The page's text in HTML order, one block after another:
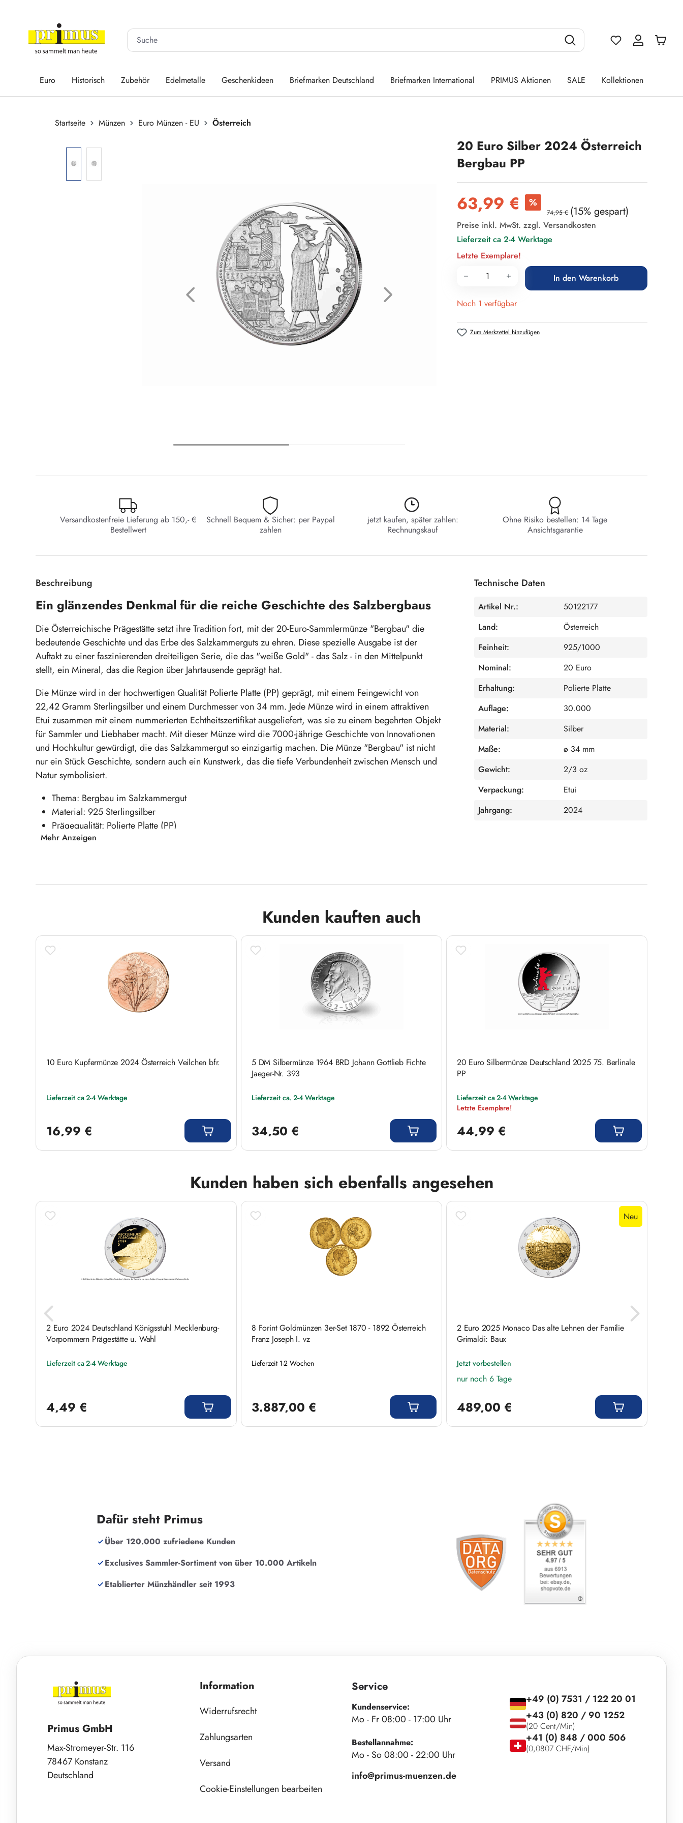
Du hast 0
Euro Historisch Zubehör Edelmetalle Geschenkideen Briefmarken Deutschland Briefmarken International PRIMUS Aktionen SALE Kollektionen
Startseite Münzen Euro Münzen - EU
Österreich
20 Euro Silber 2024 Österreich
Bergbau PP
Verkaufspreis:
63,99 € %
74,95 € (15% gespart)
Preise inkl. MwSt. zzgl. Versandkosten
Lieferzeit ca 2-4 Werktage
Letzte Exemplare!
Produkt Anzahl: Gib den gewünschten
In den Warenkorb
Noch 1 verfügbar
Zum Merkzettel hinzufügen
Versandkostenfreie Lieferung ab 150,- €
Bestellwert
Schnell Bequem & Sicher: per Paypal
zahlen
jetzt kaufen, später zahlen:
Rechnungskauf
Ohne Risiko bestellen: 14 Tage
Ansichtsgarantie
Beschreibung
Ein glänzendes Denkmal für die reiche Geschichte des Salzbergbaus
Die Österreichische Prägestätte setzt ihre Tradition fort, mit der 20-Euro-Sammlermünze "Bergbau" die
bedeutende Geschichte und das Erbe des Salzkammerguts zu ehren. Diese spezielle Ausgabe ist der
Auftakt zu einer faszinierenden dreiteiligen Serie, die das "weiße Gold" - das Salz - in den Mittelpunkt
stellt, ein Mineral, das die Region über Jahrtausende geprägt hat.
Die Münze wird in der hochwertigen Qualität Polierte Platte (PP) geprägt, mit einem Feingewicht von
22,42 Gramm Sterlingsilber und einem Durchmesser von 34 mm. Jede Münze wird in einem attraktiven
Etui zusammen mit einem nummerierten Echtheitszertifikat ausgeliefert, was sie zu einem begehrten Objekt
für Sammler und Liebhaber macht. Mit dieser Münze wird die 7000-jährige Geschichte von Innovationen
und Hochkultur gewürdigt, die das Salzkammergut so einzigartig machen. Die Münze "Bergbau" ist nicht
nur ein Stück Geschichte, sondern auch ein Kunstwerk, das die tiefe Verbundenheit zwischen Mensch und
Natur symbolisiert.
Thema: Bergbau im Salzkammergut
Material: 925 Sterlingsilber
Prägequalität: Polierte Platte (PP)
Technische Daten
Artikel Nr.:
50122177
Land:
Österreich
Feinheit:
925/1000
Nominal:
20 Euro
Erhaltung:
Polierte Platte
Auflage:
30.000
Material:
Silber
Maße:
ø 34 mm
Gewicht:
2/3 oz
Verpackung:
Etui
Jahrgang:
2024
Mehr Anzeigen
Kunden kauften auch
10 Euro Kupfermünze 2024 Österreich Veilchen bfr.
Lieferzeit ca 2-4 Werktage
16,99 €
5 DM Silbermünze 1964 BRD Johann Gottlieb Fichte
Jaeger-Nr. 393
Lieferzeit ca. 2-4 Werktage
34,50 €
20 Euro Silbermünze Deutschland 2025 75. Berlinale
PP
Lieferzeit ca 2-4 Werktage
Letzte Exemplare!
44,99 €
Kunden haben sich ebenfalls angesehen
2 Euro 2024 Deutschland Königsstuhl Mecklenburg-
Vorpommern Prägestätte u. Wahl
Lieferzeit ca 2-4 Werktage
4,49 €
8 Forint Goldmünzen 3er-Set 1870 - 1892 Österreich
Franz Joseph I. vz
Lieferzeit 1-2 Wochen
3.887,00 €
Neu
2 Euro 2025 Monaco Das alte Lehnen der Familie
Grimaldi: Baux
Jetzt vorbestellen
nur noch 6 Tage
489,00 €
Dafür steht Primus
Über 120.000 zufriedene Kunden
Exclusives Sammler-Sortiment von über 10.000 Artikeln
Etablierter Münzhändler seit 1993
Primus GmbH
Max-Stromeyer-Str. 116
78467 Konstanz
Deutschland
Information
Widerrufsrecht
Zahlungsarten
Versand
Cookie-Einstellungen bearbeiten
Service
Kundenservice:
Mo - Fr 08:00 - 17:00 Uhr
Bestellannahme:
Mo - So 08:00 - 22:00 Uhr
info@primus-muenzen.de
+49 (0) 7531 / 122 20 01
+43 (0) 820 / 90 1252
(20 Cent/Min)
+41 (0) 848 / 000 506
(0,0807 CHF/Min)